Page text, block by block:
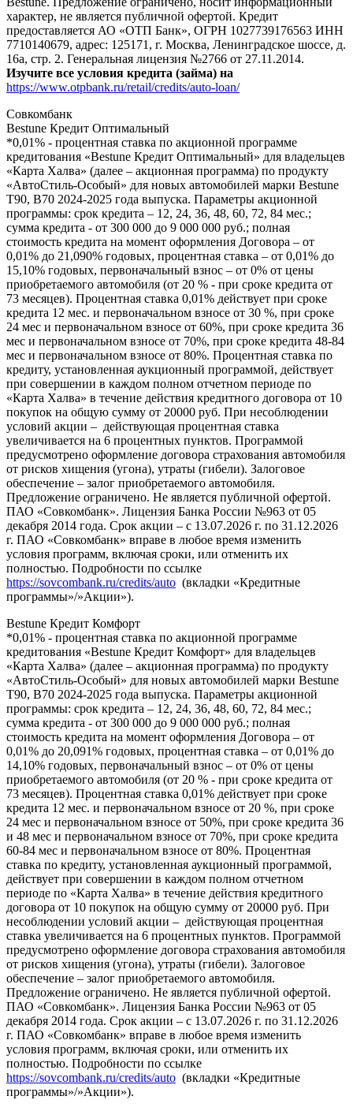
характер, не является публичной офертой. Кредит
предоставляется АО «ОТП Банк», ОГРН 1027739176563 ИНН
7710140679, адрес: 125171, г. Москва, Ленинградское шоссе, д.
16а, стр. 2. Генеральная лицензия №2766 от 27.11.2014.
Изучите все условия кредита (займа) на
https://www.otpbank.ru/retail/credits/auto-loan/
Совкомбанк
Bestune Кредит Оптимальный
*0,01% - процентная ставка по акционной программе
кредитования «Bestune Кредит Оптимальный» для владельцев
«Карта Халва» (далее – акционная программа) по продукту
«АвтоСтиль-Особый» для новых автомобилей марки Bestune
T90, B70 2024-2025 года выпуска. Параметры акционной
программы: срок кредита – 12, 24, 36, 48, 60, 72, 84 мес.;
сумма кредита - от 300 000 до 9 000 000 руб.; полная
стоимость кредита на момент оформления Договора – от
0,01% до 21,090% годовых, процентная ставка – от 0,01% до
15,10% годовых, первоначальный взнос – от 0% от цены
приобретаемого автомобиля (от 20 % - при сроке кредита от
73 месяцев). Процентная ставка 0,01% действует при сроке
кредита 12 мес. и первоначальном взносе от 30 %, при сроке
24 мес и первоначальном взносе от 60%, при сроке кредита 36
мес и первоначальном взносе от 70%, при сроке кредита 48-84
мес и первоначальном взносе от 80%. Процентная ставка по
кредиту, установленная аукционный программой, действует
при совершении в каждом полном отчетном периоде по
«Карта Халва» в течение действия кредитного договора от 10
покупок на общую сумму от 20000 руб. При несоблюдении
условий акции – действующая процентная ставка
увеличивается на 6 процентных пунктов. Программой
предусмотрено оформление договора страхования автомобиля
от рисков хищения (угона), утраты (гибели). Залоговое
обеспечение – залог приобретаемого автомобиля.
Предложение ограничено. Не является публичной офертой.
ПАО «Совкомбанк». Лицензия Банка России №963 от 05
декабря 2014 года. Срок акции – с 13.07.2026 г. по 31.12.2026
г. ПАО «Совкомбанк» вправе в любое время изменить
условия программ, включая сроки, или отменить их
полностью. Подробности по ссылке
https://sovcombank.ru/credits/auto (вкладки «Кредитные
программы»/»Акции»).
Bestune Кредит Комфорт
*0,01% - процентная ставка по акционной программе
кредитования «Bestune Кредит Комфорт» для владельцев
«Карта Халва» (далее – акционная программа) по продукту
«АвтоСтиль-Особый» для новых автомобилей марки Bestune
T90, B70 2024-2025 года выпуска. Параметры акционной
программы: срок кредита – 12, 24, 36, 48, 60, 72, 84 мес.;
сумма кредита - от 300 000 до 9 000 000 руб.; полная
стоимость кредита на момент оформления Договора – от
0,01% до 20,091% годовых, процентная ставка – от 0,01% до
14,10% годовых, первоначальный взнос – от 0% от цены
приобретаемого автомобиля (от 20 % - при сроке кредита от
73 месяцев). Процентная ставка 0,01% действует при сроке
кредита 12 мес. и первоначальном взносе от 20 %, при сроке
24 мес и первоначальном взносе от 50%, при сроке кредита 36
и 48 мес и первоначальном взносе от 70%, при сроке кредита
60-84 мес и первоначальном взносе от 80%. Процентная
ставка по кредиту, установленная аукционный программой,
действует при совершении в каждом полном отчетном
периоде по «Карта Халва» в течение действия кредитного
договора от 10 покупок на общую сумму от 20000 руб. При
несоблюдении условий акции – действующая процентная
ставка увеличивается на 6 процентных пунктов. Программой
предусмотрено оформление договора страхования автомобиля
от рисков хищения (угона), утраты (гибели). Залоговое
обеспечение – залог приобретаемого автомобиля.
Предложение ограничено. Не является публичной офертой.
ПАО «Совкомбанк». Лицензия Банка России №963 от 05
декабря 2014 года. Срок акции – с 13.07.2026 г. по 31.12.2026
г. ПАО «Совкомбанк» вправе в любое время изменить
условия программ, включая сроки, или отменить их
полностью. Подробности по ссылке
https://sovcombank.ru/credits/auto (вкладки «Кредитные
программы»/»Акции»).